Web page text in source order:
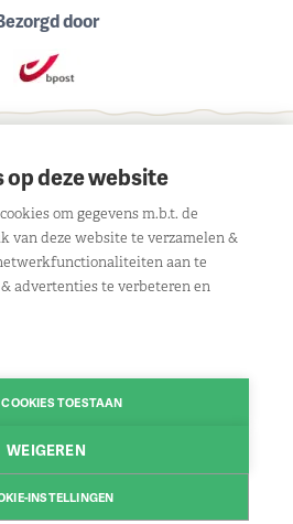
door
18.00u
18.00u
18.00u
op deze website
om gegevens m.b.t. de
van deze website te verzamelen &
aan te
advertenties te verbeteren en
TOESTAAN
WEIGEREN
INSTELLINGEN